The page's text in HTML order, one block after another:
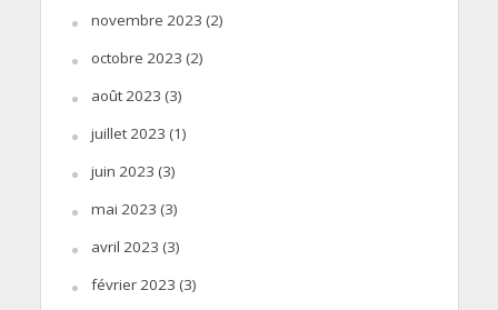
novembre 2023 (2)
octobre 2023 (2)
août 2023 (3)
juillet 2023 (1)
juin 2023 (3)
mai 2023 (3)
avril 2023 (3)
février 2023 (3)